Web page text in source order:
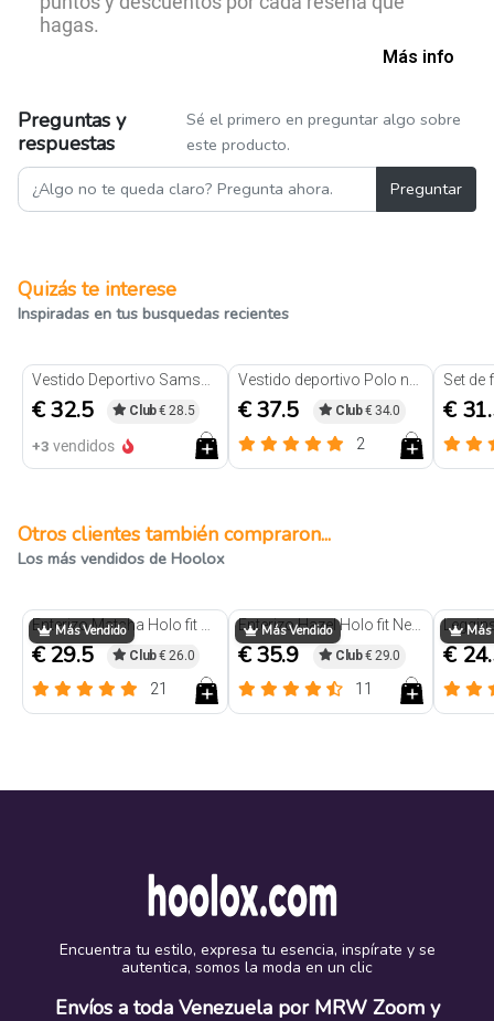
hagas.
Más info
Preguntas y
respuestas
Sé el primero en preguntar algo sobre
este producto.
Preguntar
Quizás te interese
Inspiradas en tus busquedas recientes
€ 32.5 Club€ 28.5
+3 vendidos
€ 37.5 Club€ 34.0
2
€
Otros clientes también compraron...
Los más vendidos de Hoolox
Más Vendido
€ 29.5 Club€ 26.0
21
Más Vendido Enterizo Hazel Holo fit Negro
€ 35.9 Club€ 29.0
11
Más
€
Encuentra tu estilo, expresa tu esencia, inspírate y se
autentica, somos la moda en un clic
Envíos a toda Venezuela por MRW Zoom y